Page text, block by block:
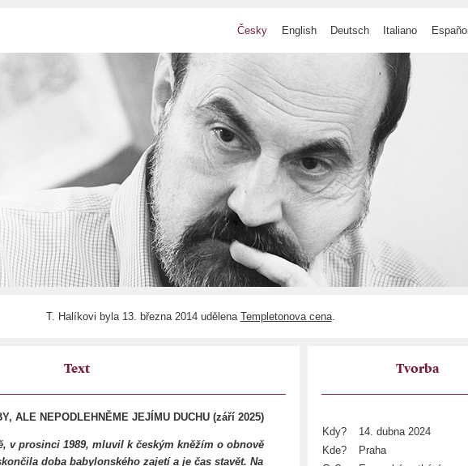
Česky English Deutsch Italiano Español
T. Halíkovi byla 13. března 2014 udělena Templetonova cena.
Text
ALE NEPODLEHNĚME JEJÍMU DUCHU (září 2025)
v prosinci 1989, mluvil k českým kněžím o obnově
doba babylonského zajetí a je čas stavět. Na
Tvorba
Kdy?
14. dubna 2024
Kde?
Praha